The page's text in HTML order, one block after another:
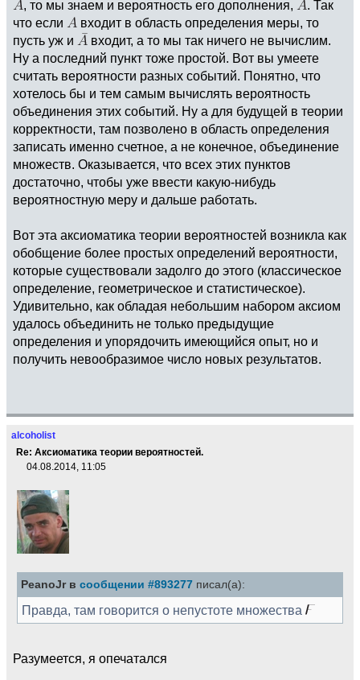
, то мы знаем и вероятность его дополнения,
. Так
что если
входит в область определения меры, то
пусть уж и
входит, а то мы так ничего не вычислим.
Ну а последний пункт тоже простой. Вот вы умеете
считать вероятности разных событий. Понятно, что
хотелось бы и тем самым вычислять вероятность
объединения этих событий. Ну а для будущей в теории
корректности, там позволено в область определения
записать именно счетное, а не конечное, объединение
множеств. Оказывается, что всех этих пунктов
достаточно, чтобы уже ввести какую-нибудь
вероятностную меру и дальше работать.
Вот эта аксиоматика теории вероятностей возникла как
обобщение более простых определений вероятности,
которые существовали задолго до этого (классическое
определение, геометрическое и статистическое).
Удивительно, как обладая небольшим набором аксиом
удалось объединить не только предыдущие
определения и упорядочить имеющийся опыт, но и
получить невообразимое число новых результатов.
alcoholist
Re: Аксиоматика теории вероятностей.
04.08.2014, 11:05
PeanoJr в сообщении #893277 писал(а):
Правда, там говорится о непустоте множества
Разумеется, я опечатался